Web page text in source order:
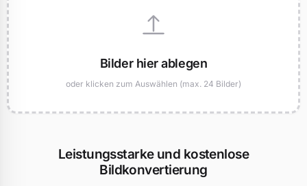
Bilder hier ablegen
oder klicken zum Auswählen (max. 24 Bilder)
Leistungsstarke und kostenlose
Bildkonvertierung